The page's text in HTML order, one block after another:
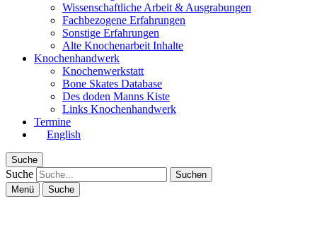
Wissenschaftliche Arbeit & Ausgrabungen
Fachbezogene Erfahrungen
Sonstige Erfahrungen
Alte Knochenarbeit Inhalte
Knochenhandwerk
Knochenwerkstatt
Bone Skates Database
Des doden Manns Kiste
Links Knochenhandwerk
Termine
English
Suche
Suche
Menü Suche